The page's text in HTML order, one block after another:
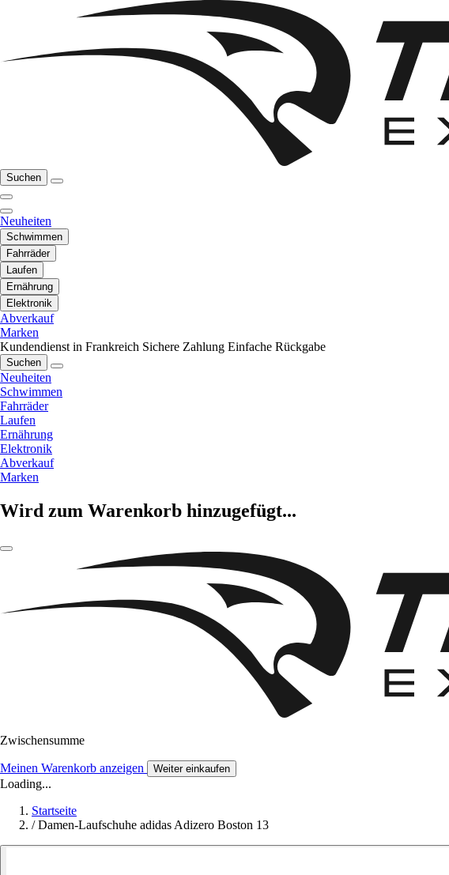
Suchen
Neuheiten
Schwimmen
Fahrräder
Laufen
Ernährung
Elektronik
Abverkauf
Marken
Kundendienst in Frankreich Sichere Zahlung Einfache Rückgabe
Suchen
Neuheiten
Schwimmen
Fahrräder
Laufen
Ernährung
Elektronik
Abverkauf
Marken
Wird zum Warenkorb hinzugefügt...
Zwischensumme
Meinen Warenkorb anzeigen Weiter einkaufen
Loading...
Startseite
/ Damen-Laufschuhe adidas Adizero Boston 13